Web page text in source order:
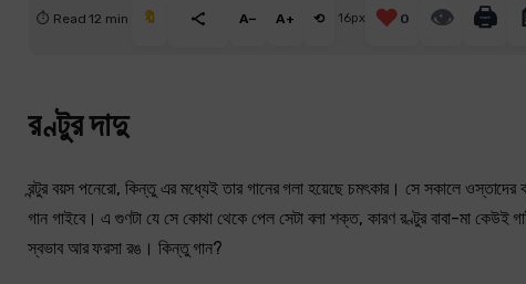
⏱ Read 12 min 🔖 A− A+ ⟲ 16px ❤️ 0 👁 🖨️
রণ্টুর দাদু
রন্টুর বয়স পনেরো, কিন্তু এর মধ্যেই তার গানের গলা হয়েছে চমৎকার। সে সকালে
গান গাইবে। এ গুণটা যে সে কোথা থেকে পেল সেটা বলা শক্ত, কারণ রণ্টুর বাবা-মা কেউই
স্বভাব আর ফরসা রঙ। কিন্তু গান?